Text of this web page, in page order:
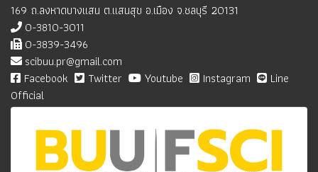
169 ถ.ลงหาดบางแสน ต.แสนสุข อ.เมือง จ.ชลบุรี 20131
0-3810-3011
0-3839-3496
scibuu.pr@gmail.com
Facebook
Twitter Youtube Instagram
Line
Official